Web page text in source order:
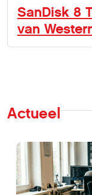
SanDisk 8
van
Actueel